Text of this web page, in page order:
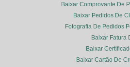
Baixar Comprovante De
Baixar Pedidos De
Fotografia De Pedidos
Baixar Fatura
Baixar
Baixar Cartão De